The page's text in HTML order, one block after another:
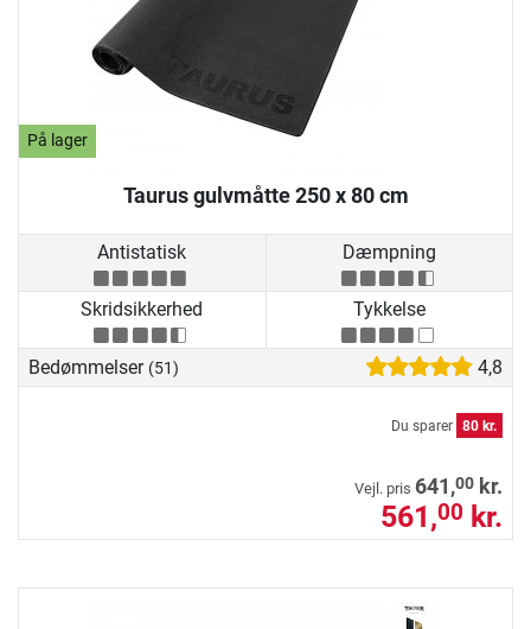
På lager
Taurus gulvmåtte 250 x 80 cm
Antistatisk Dæmpning
Skridsikkerhed Tykkelse
Bedømmelser (51) 4,8
Du sparer 80 kr.
Vejl. pris 641,00 kr.
561,00 kr.